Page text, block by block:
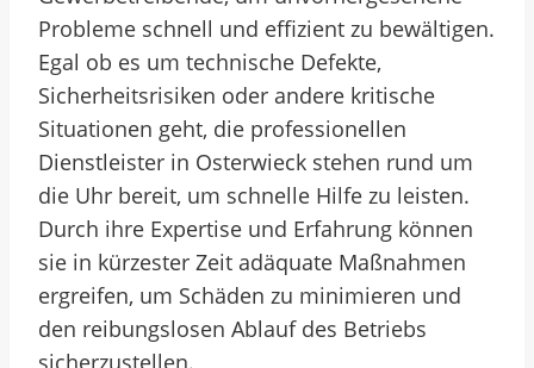
Probleme schnell und effizient zu bewältigen.
Egal ob es um technische Defekte,
Sicherheitsrisiken oder andere kritische
Situationen geht, die professionellen
Dienstleister in Osterwieck stehen rund um
die Uhr bereit, um schnelle Hilfe zu leisten.
Durch ihre Expertise und Erfahrung können
sie in kürzester Zeit adäquate Maßnahmen
ergreifen, um Schäden zu minimieren und
den reibungslosen Ablauf des Betriebs
sicherzustellen.